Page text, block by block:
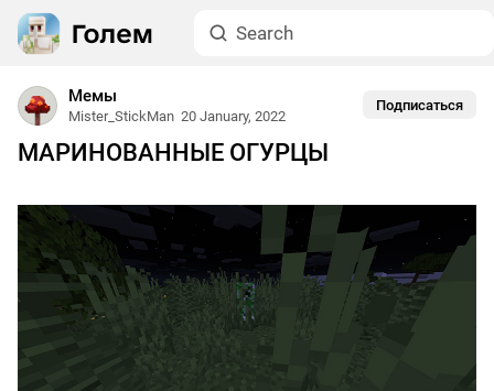
Мемы
Mister_StickMan 20 January, 2022
Подписаться
МАРИНОВАННЫЕ ОГУРЦЫ